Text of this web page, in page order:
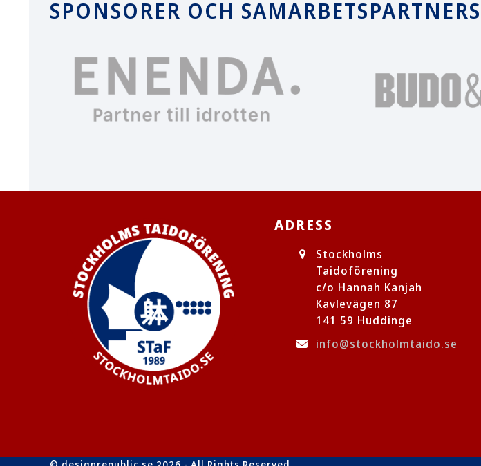
SPONSORER OCH SAMARBETSPARTNERS
ADRESS
Stockholms
Taidoförening
c/o Hannah Kanjah
Kavlevägen 87
141 59 Huddinge
info@stockholmtaido.se